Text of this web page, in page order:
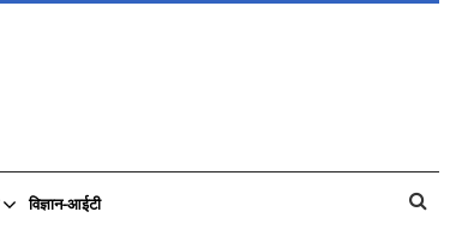
विज्ञान-आईटी